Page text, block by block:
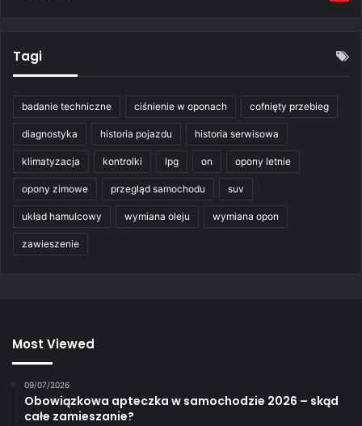
Tagi
badanie techniczne ciśnienie w oponach cofnięty przebieg
diagnostyka historia pojazdu historia serwisowa
klimatyzacja kontrolki lpg on opony letnie
opony zimowe przegląd samochodu suv
układ hamulcowy wymiana oleju wymiana opon
zawieszenie
Most Viewed
09/07/2026
Obowiązkowa apteczka w samochodzie 2026 – skąd
całe zamieszanie?